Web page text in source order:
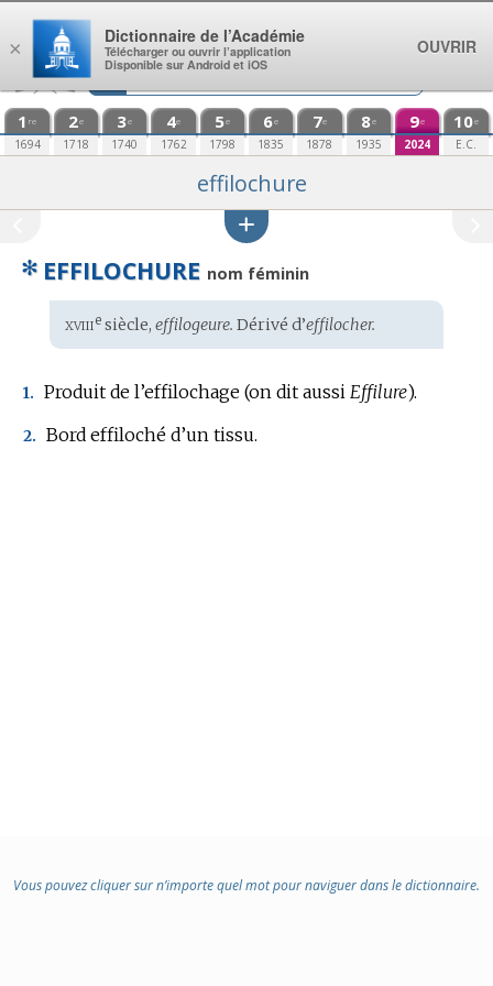
Aller au contenu
1 re
1694
2e
1718
3e
1740
4e
1762
5e
1798
6e
1835
7e
1878
8e
1935
9e
2024
10e
E.C.
effilochure
✻ EFFILOCHURE nom féminin
Étymologie
:
xviiiesiècle, effilogeure. Dérivé d’effilocher.
1. Produit de l’effilochage (on dit aussi Effilure).
2. Bord effiloché d’un tissu.
Vous pouvez cliquer sur n’importe quel mot pour naviguer dans le dictionnaire.
×
Dictionnaire de l’Académie
Télécharger ou ouvrir l’application
Disponible sur Android et iOS
OUVRIR